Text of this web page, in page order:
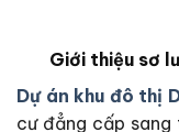
Giới thiệu sơ
Dự án khu đô thị
cư đẳng cấp